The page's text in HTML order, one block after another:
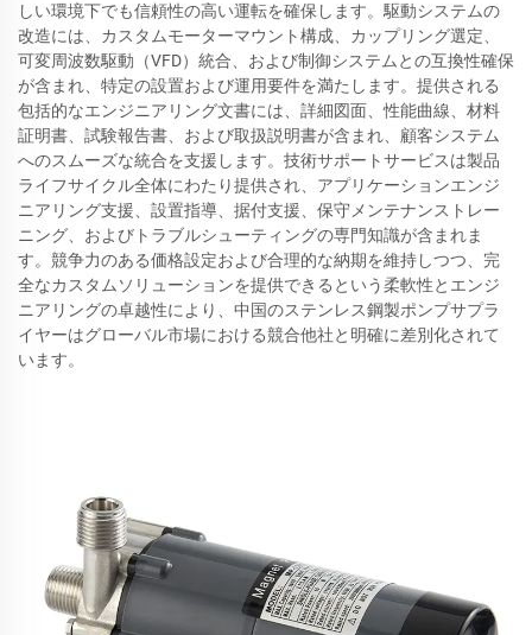
しい環境下でも信頼性の高い運転を確保します。駆動システムの
改造には、カスタムモーターマウント構成、カップリング選定、
可変周波数駆動（VFD）統合、および制御システムとの互換性確保
が含まれ、特定の設置および運用要件を満たします。提供される
包括的なエンジニアリング文書には、詳細図面、性能曲線、材料
証明書、試験報告書、および取扱説明書が含まれ、顧客システム
へのスムーズな統合を支援します。技術サポートサービスは製品
ライフサイクル全体にわたり提供され、アプリケーションエンジ
ニアリング支援、設置指導、据付支援、保守メンテナンストレー
ニング、およびトラブルシューティングの専門知識が含まれま
す。競争力のある価格設定および合理的な納期を維持しつつ、完
全なカスタムソリューションを提供できるという柔軟性とエンジ
ニアリングの卓越性により、中国のステンレス鋼製ポンプサプラ
イヤーはグローバル市場における競合他社と明確に差別化されて
います。